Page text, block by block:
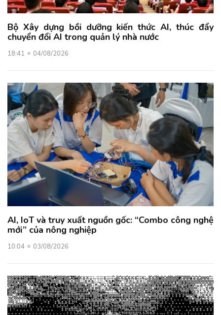
Bộ Xây dựng bồi dưỡng kiến thức AI, thúc đẩy
chuyển đổi AI trong quản lý nhà nước
18:41 04/08/2026
AI, IoT và truy xuất nguồn gốc: “Combo công nghệ
mới” của nông nghiệp
10:04 03/08/2026